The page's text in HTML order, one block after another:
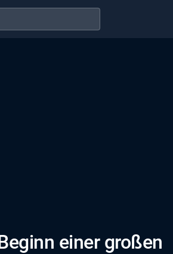
einer großen